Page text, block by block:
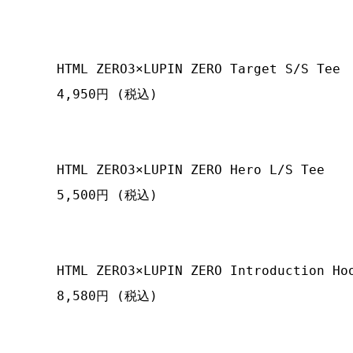
HTML ZERO3×LUPIN ZERO Target S/S Tee
4,950円 (税込)
HTML ZERO3×LUPIN ZERO Hero L/S Tee
5,500円 (税込)
HTML ZERO3×LUPIN ZERO Introduction
8,580円 (税込)